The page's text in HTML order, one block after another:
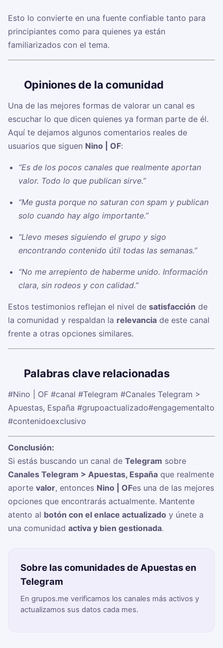
Esto lo convierte en una fuente confiable tanto para
principiantes como para quienes ya están
familiarizados con el tema.
Opiniones de la comunidad
Una de las mejores formas de valorar un canal es
escuchar lo que dicen quienes ya forman parte de él.
Aquí te dejamos algunos comentarios reales de
usuarios que siguen Nino | OF:
“Es de los pocos canales que realmente aportan
valor. Todo lo que publican sirve.”
“Me gusta porque no saturan con spam y publican
solo cuando hay algo importante.”
“Llevo meses siguiendo el grupo y sigo
encontrando contenido útil todas las semanas.”
“No me arrepiento de haberme unido. Información
clara, sin rodeos y con calidad.”
Estos testimonios reflejan el nivel de satisfacción de
la comunidad y respaldan la relevancia de este canal
frente a otras opciones similares.
Palabras clave relacionadas
#Nino | OF #canal #Telegram #Canales Telegram >
Apuestas, España #grupoactualizado#engagementalto
#contenidoexclusivo
Conclusión:
Si estás buscando un canal de Telegram sobre
Canales Telegram > Apuestas, España que realmente
aporte valor, entonces Nino | OFes una de las mejores
opciones que encontrarás actualmente. Mantente
atento al botón con el enlace actualizado y únete a
una comunidad activa y bien gestionada.
Sobre las comunidades de Apuestas en
Telegram
En grupos.me verificamos los canales más activos y
actualizamos sus datos cada mes.